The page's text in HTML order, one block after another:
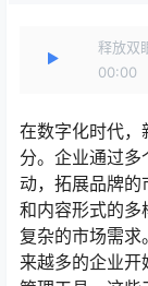
释放双
00:00
在数字化时代，
分。企业通过
动，拓展品牌的
和内容形式的多
复杂的市场需
来越多的企业